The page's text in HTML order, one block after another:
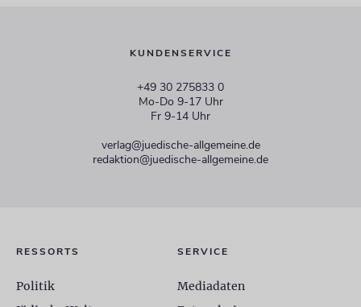
KUNDENSERVICE
+49 30 275833 0
Mo-Do 9-17 Uhr
Fr 9-14 Uhr
verlag@juedische-allgemeine.de
redaktion@juedische-allgemeine.de
RESSORTS
Politik
SERVICE
Mediadaten